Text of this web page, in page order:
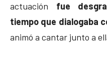
actuación fue
tiempo que dialogaba
animó a cantar junto a